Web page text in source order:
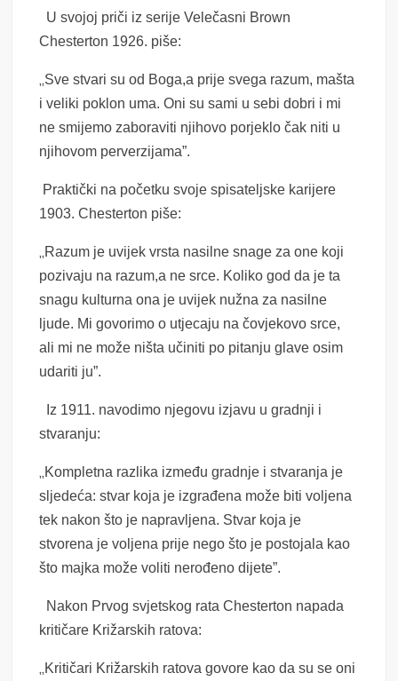
U svojoj priči iz serije Velečasni Brown
Chesterton 1926. piše:
Sve stvari su od Boga,a prije svega razum, mašta
i veliki poklon uma. Oni su sami u sebi dobri i mi
ne smijemo zaboraviti njihovo porjeklo čak niti u
njihovom perverzijama”.
Praktički na početku svoje spisateljske karijere
1903. Chesterton piše:
Razum je uvijek vrsta nasilne snage za one koji
pozivaju na razum,a ne srce. Koliko god da je ta
snagu kulturna ona je uvijek nužna za nasilne
ljude. Mi govorimo o utjecaju na čovjekovo srce,
ali mi ne može ništa učiniti po pitanju glave osim
udariti ju”.
Iz 1911. navodimo njegovu izjavu u gradnji i
stvaranju:
Kompletna razlika između gradnje i stvaranja je
sljedeća: stvar koja je izgrađena može biti voljena
tek nakon što je napravljena. Stvar koja je
stvorena je voljena prije nego što je postojala kao
što majka može voliti nerođeno dijete”.
Nakon Prvog svjetskog rata Chesterton napada
kritičare Križarskih ratova:
Kritičari Križarskih ratova govore kao da su se oni